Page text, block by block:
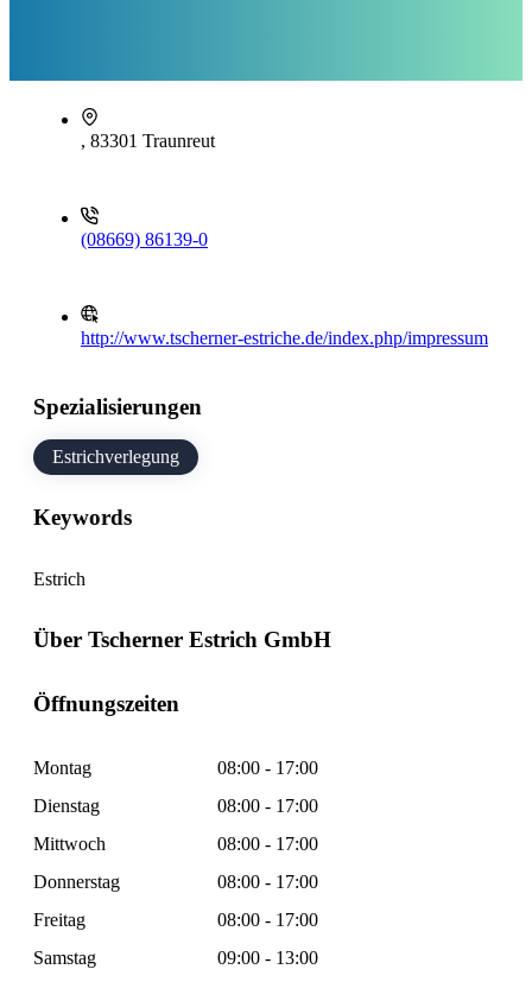
, 83301 Traunreut
(08669) 86139-0
http://www.tscherner-estriche.de/index.php/impressum
Spezialisierungen
Estrichverlegung
Keywords
Estrich
Über Tscherner Estrich GmbH
Öffnungszeiten
Montag
08:00 - 17:00
Dienstag
08:00 - 17:00
Mittwoch
08:00 - 17:00
Donnerstag
08:00 - 17:00
Freitag
08:00 - 17:00
Samstag
09:00 - 13:00